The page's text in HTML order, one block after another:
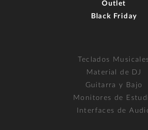
Outlet
Black Friday
Teclados Musicales
Material de DJ
Guitarra y Bajo
Monitores de
Interfaces de